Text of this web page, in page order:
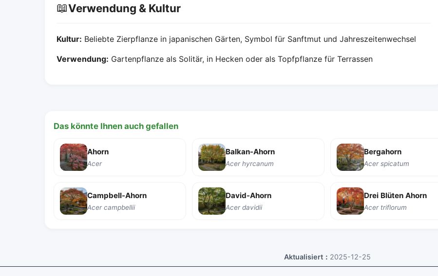
📖Verwendung & Kultur
Kultur: Beliebte Zierpflanze in japanischen Gärten, Symbol für Sanftmut und Jahreszeitenwechsel
Verwendung: Gartenpflanze als Solitär, in Hecken oder als Topfpflanze für Terrassen
Das könnte Ihnen auch gefallen
Ahorn
Acer
Balkan-Ahorn
Acer hyrcanum
Bergahorn
Acer spicatum
Campbell-Ahorn
Acer campbellii
David-Ahorn
Acer davidii
Drei Blüten Ahorn
Acer triflorum
Aktualisiert： 2025-12-25